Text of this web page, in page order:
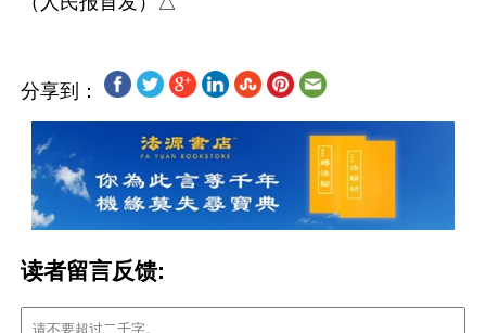
分享到：
读者留言反馈: